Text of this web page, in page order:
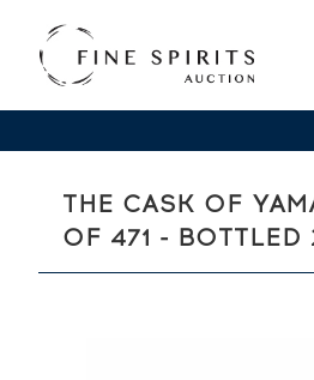
THE CASK OF
OF 471 -